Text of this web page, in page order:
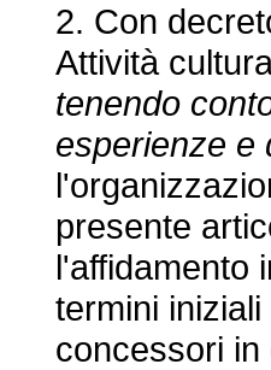
2. Con
Attività
tenendo
esperienze e
presente
l'affidamento
termini
concessori in